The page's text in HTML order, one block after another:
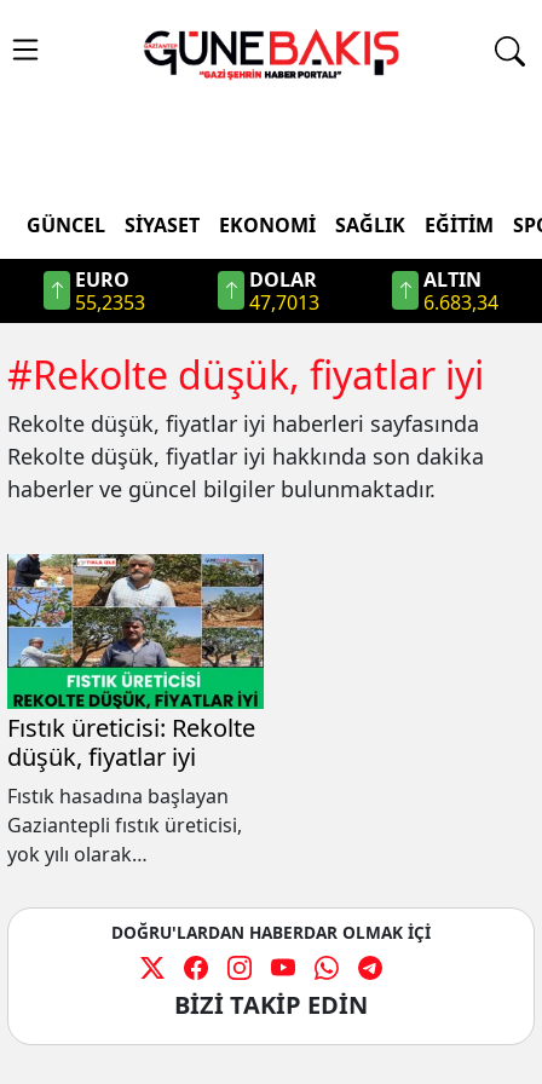
GÜNCEL SIYASET EKONOMI SAĞLIK EĞITIM
EURO
55,2353
DOLAR
47,7013
ALTIN
6.683,34
#Rekolte düşük, fiyatlar iyi
Rekolte düşük, fiyatlar iyi haberleri sayfasında
Rekolte düşük, fiyatlar iyi hakkında son dakika
haberler ve güncel bilgiler bulunmaktadır.
Fıstık üreticisi: Rekolte
düşük, fiyatlar iyi
Fıstık hasadına başlayan
Gaziantepli fıstık üreticisi,
yok yılı olarak
kuraklığında rekolteyi ciddi
oranda düşürdüğünüDOĞRU'LARDAN HABERDAR OLMAK İÇİ
BİZİ TAKİP EDİN